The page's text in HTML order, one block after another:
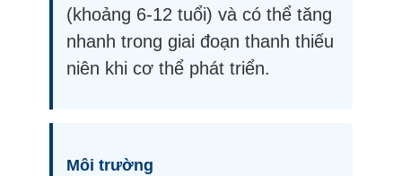
(khoảng 6-12 tuổi) và có thể tăng
nhanh trong giai đoạn thanh thiếu
niên khi cơ thể phát triển.
Môi trường